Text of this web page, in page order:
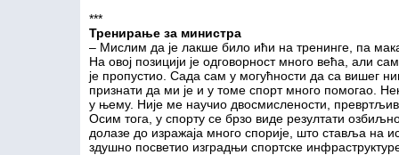
***
Тренирање за министра
– Мислим да је лакше било ићи на тренинге, па
На овој позицији је одговорност много већа, али
је пропустио. Сада сам у могућности да са вишег
признати да ми је и у томе спорт много помогао.
у њему. Није ме научио двосмислености,
Осим тога, у спорту се брзо виде резултати
долазе до изражаја много спорије, што ставља на
здушно посветио изградњи спортске